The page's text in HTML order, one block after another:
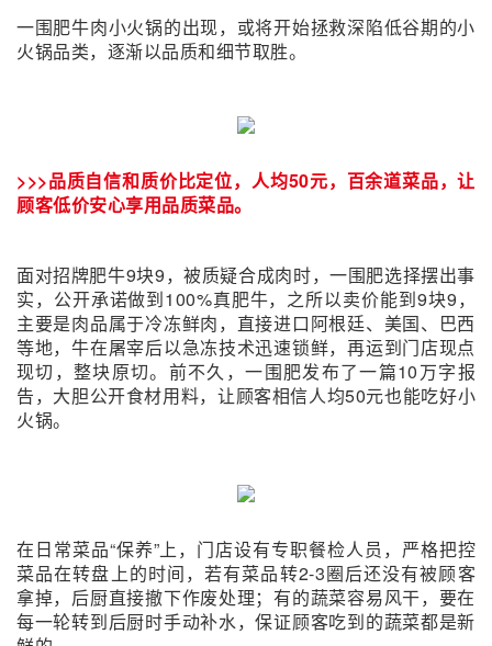
一围肥牛肉小火锅的出现，或将开始拯救深陷低谷期的小
火锅品类，逐渐以品质和细节取胜。
>>>品质自信和质价比定位，人均50元，百余道菜品，让
顾客低价安心享用品质菜品。
面对招牌肥牛9块9，被质疑合成肉时，一围肥选择摆出事
实，公开承诺做到100%真肥牛，之所以卖价能到9块9，
主要是肉品属于冷冻鲜肉，直接进口阿根廷、美国、巴西
等地，牛在屠宰后以急冻技术迅速锁鲜，再运到门店现点
现切，整块原切。前不久，一围肥发布了一篇10万字报
告，大胆公开食材用料，让顾客相信人均50元也能吃好小
火锅。
在日常菜品“保养”上，门店设有专职餐检人员，严格把控
菜品在转盘上的时间，若有菜品转2-3圈后还没有被顾客
拿掉，后厨直接撤下作废处理；有的蔬菜容易风干，要在
每一轮转到后厨时手动补水，保证顾客吃到的蔬菜都是新